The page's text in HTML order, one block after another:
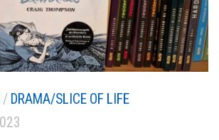
/ DRAMA/SLICE OF LIFE